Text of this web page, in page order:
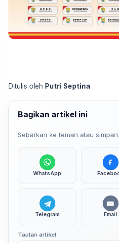
Ditulis oleh Putri Septina
Bagikan artikel ini
Sebarkan ke teman atau
WhatsApp
Telegram Email
Tautan artikel